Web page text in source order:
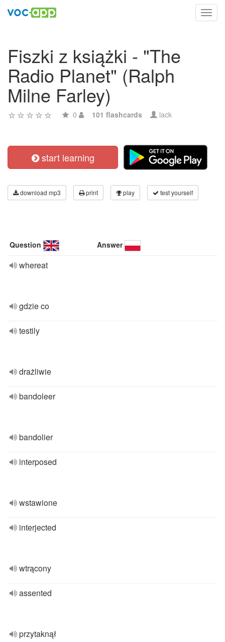
Fiszki z książki - "The
Radio Planet" (Ralph
Milne Farley)
0 101 flashcards lack
start learning
download mp3 print play test yourself
Question Answer
whereat
gdzie co
testily
drażliwie
bandoleer
bandolier
interposed
wstawione
interjected
wtrącony
assented
przytaknął